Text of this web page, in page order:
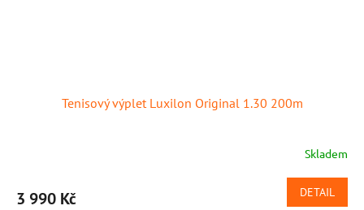
Tenisový výplet Luxilon Original 1.30 200m
Skladem
3 990 Kč DETAIL